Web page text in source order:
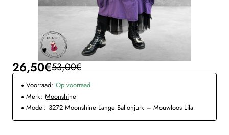
26,50€53,00€
Voorraad: Op voorraad
Merk: Moonshine
Model: 3272 Moonshine Lange Ballonjurk – Mouwloos Lila